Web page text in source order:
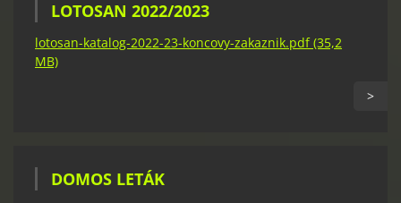
LOTOSAN 2022/2023
lotosan-katalog-2022-23-koncovy-zakaznik.pdf (35,2
MB)
>
DOMOS LETÁK